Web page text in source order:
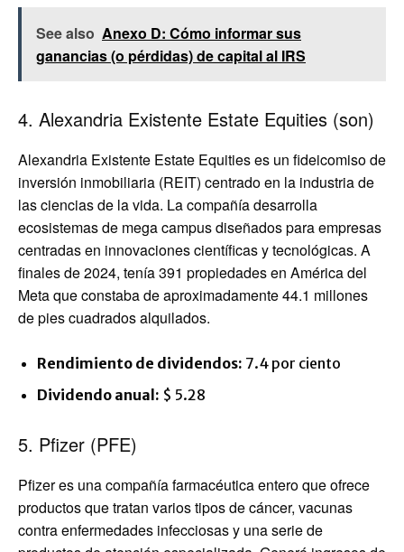
See also Anexo D: Cómo informar sus
ganancias (o pérdidas) de capital al IRS
4. Alexandria Existente Estate Equities (son)
Alexandria Existente Estate Equities es un fideicomiso de
inversión inmobiliaria (REIT) centrado en la industria de
las ciencias de la vida. La compañía desarrolla
ecosistemas de mega campus diseñados para empresas
centradas en innovaciones científicas y tecnológicas. A
finales de 2024, tenía 391 propiedades en América del
Meta que constaba de aproximadamente 44.1 millones
de pies cuadrados alquilados.
Rendimiento de dividendos: 7.4 por ciento
Dividendo anual: $ 5.28
5. Pfizer (PFE)
Pfizer es una compañía farmacéutica entero que ofrece
productos que tratan varios tipos de cáncer, vacunas
contra enfermedades infecciosas y una serie de